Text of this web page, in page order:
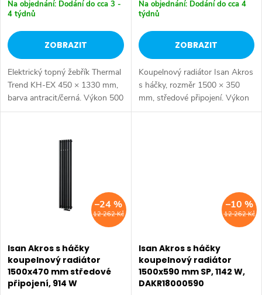
u
k
t
ů
d
u
k
t
Na objednání: Dodání do cca 3 -
4 týdnů
ZOBRAZIT
Elektrický topný žebřík Thermal
Trend KH-EX 450 × 1330 mm,
barva antracit/černá. Výkon 500
W, ocelová konstrukce.
Na objednání: Dodání do cca 4
týdnů
ZOBRAZIT
Koupelnový radiátor Isan Akros
s háčky, rozměr 1500 × 350
mm, středové připojení. Výkon
685 W, ocelová konstrukce.
12 262 Kč
–24 %
Isan Akros s háčky
koupelnový radiátor
1500x470 mm středové
připojení, 914 W
12 262 Kč
–10 %
Isan Akros s háčky
koupelnový radiátor
1500x590 mm SP, 1142 W,
DAKR18000590